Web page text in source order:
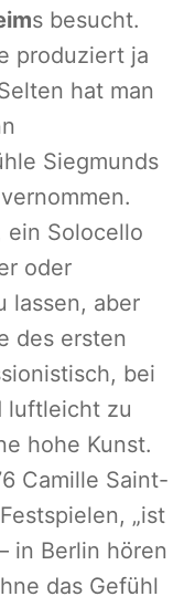
s besucht.
produziert ja
hat man
Siegmunds
ein Solocello
oder
lassen, aber
des ersten
bei
luftleicht zu
hohe Kunst.
Camille Saint-
„ist
in Berlin hören
das Gefühl